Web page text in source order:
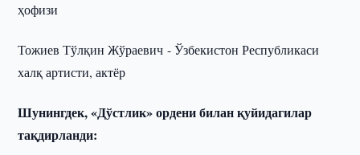
ҳофизи
Тожиев Тўлқин Жўраевич - Ўзбекистон Республикаси
халқ артисти, актёр
Шунингдек, «Дўстлик» ордени билан қуйидагилар
тақдирланди: